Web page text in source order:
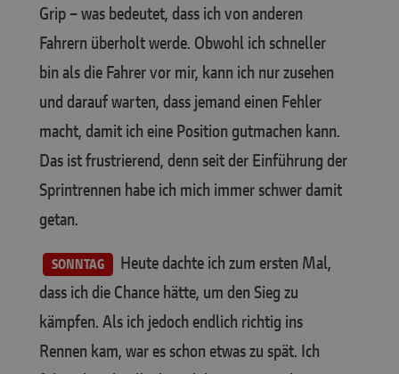
Grip – was bedeutet, dass ich von anderen
Fahrern überholt werde. Obwohl ich schneller
bin als die Fahrer vor mir, kann ich nur zusehen
und darauf warten, dass jemand einen Fehler
macht, damit ich eine Position gutmachen kann.
Das ist frustrierend, denn seit der Einführung der
Sprintrennen habe ich mich immer schwer damit
getan.
SONNTAG Heute dachte ich zum ersten Mal,
dass ich die Chance hätte, um den Sieg zu
kämpfen. Als ich jedoch endlich richtig ins
Rennen kam, war es schon etwas zu spät. Ich